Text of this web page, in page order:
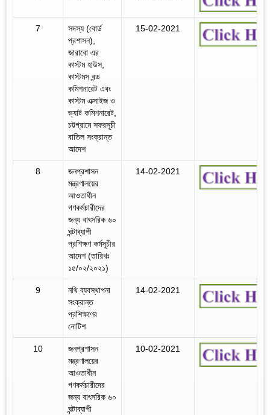
7
সদস্য (বোর্ড
প্রশাসন),
জারাবো এর
কাস্টম হাউস,
কাস্টমস বন্ড
কমিশনারেট এবং
কাস্টম এক্সাইজ ও
ভ্যাট কমিশনারেট,
চট্টগ্রামে সফরসূচী
বাতিল সংক্রান্ত
আদেশ
15-02-2021
8
জনপ্রশাসন
মন্ত্রণালয়ের
আওতাধীন
গণকর্মচারীদের
জন্য বাৎসরিক ৬০
ঘন্টাব্যাপী
প্রশিক্ষণ কর্মসূচীর
আদেশ (তারিখঃ
১৫/০২/২০২১)
14-02-2021
9
নথি ব্যবস্থাপনা
সংক্রান্ত
প্রশিক্ষণের
নোটিশ
14-02-2021
10
জনপ্রশাসন
মন্ত্রণালয়ের
আওতাধীন
গণকর্মচারীদের
জন্য বাৎসরিক ৬০
ঘন্টাব্যাপী
10-02-2021